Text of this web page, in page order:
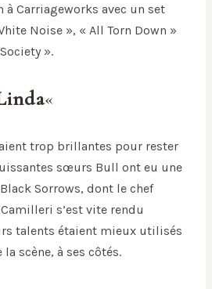
à Carriageworks avec un set
Noise », « All Torn Down »
».
«
trop brillantes pour rester
sœurs Bull ont eu une
Sorrows, dont le chef
s’est vite rendu
talents étaient mieux utilisés
scène, à ses côtés.